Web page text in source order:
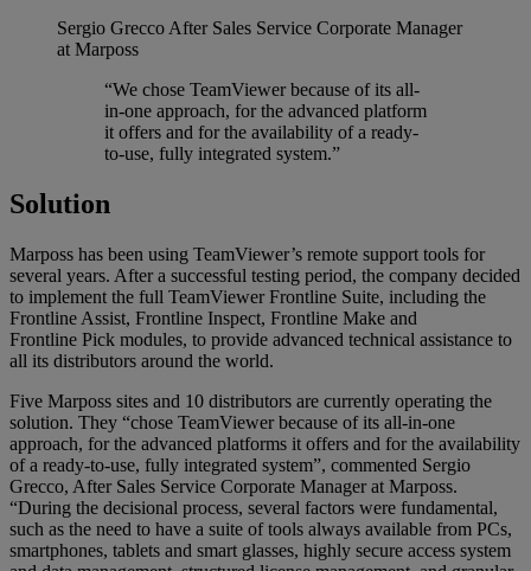
Sergio Grecco After Sales Service Corporate Manager
at Marposs
“We chose TeamViewer because of its all-
in-one approach, for the advanced platform
it offers and for the availability of a ready-
to-use, fully integrated system.”
Solution
Marposs has been using TeamViewer’s remote support tools for
several years. After a successful testing period, the company decided
to implement the full TeamViewer Frontline Suite, including the
Frontline Assist, Frontline Inspect, Frontline Make and
Frontline Pick modules, to provide advanced technical assistance to
all its distributors around the world.
Five Marposs sites and 10 distributors are currently operating the
solution. They “chose TeamViewer because of its all-in-one
approach, for the advanced platforms it offers and for the availability
of a ready-to-use, fully integrated system”, commented Sergio
Grecco, After Sales Service Corporate Manager at Marposs.
“During the decisional process, several factors were fundamental,
such as the need to have a suite of tools always available from PCs,
smartphones, tablets and smart glasses, highly secure access system